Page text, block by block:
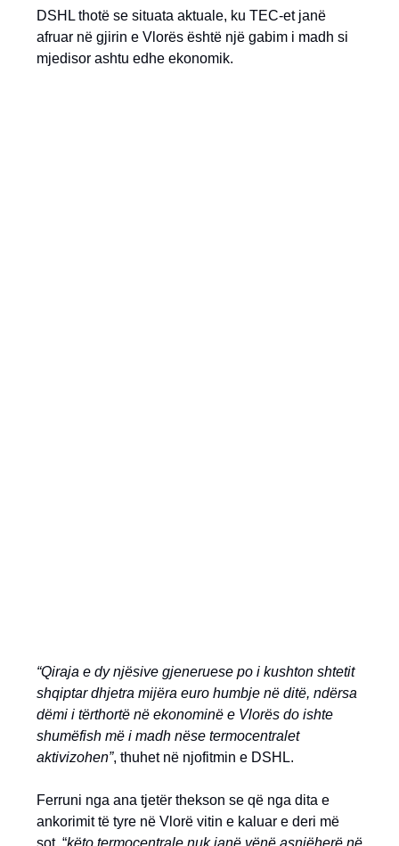
DSHL thotë se situata aktuale, ku TEC-et janë
afruar në gjirin e Vlorës është një gabim i madh si
mjedisor ashtu edhe ekonomik.
“Qiraja e dy njësive gjeneruese po i kushton shtetit
shqiptar dhjetra mijëra euro humbje në ditë, ndërsa
dëmi i tërthortë në ekonominë e Vlorës do ishte
shumëfish më i madh nëse termocentralet
aktivizohen”, thuhet në njofitmin e DSHL.
Ferruni nga ana tjetër thekson se që nga dita e
ankorimit të tyre në Vlorë vitin e kaluar e deri më
sot, “këto termocentrale nuk janë vënë asnjëherë në